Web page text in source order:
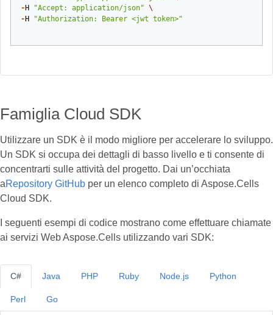
- H "Accept: application/json" \
- H "Authorization: Bearer <jwt token>"
Famiglia Cloud SDK
Utilizzare un SDK è il modo migliore per accelerare lo sviluppo.
Un SDK si occupa dei dettagli di basso livello e ti consente di
concentrarti sulle attività del progetto. Dai un’occhiata
aRepository GitHub per un elenco completo di Aspose.Cells
Cloud SDK.
I seguenti esempi di codice mostrano come effettuare chiamate
ai servizi Web Aspose.Cells utilizzando vari SDK:
C# Java PHP Ruby Node.js Python
Perl Go